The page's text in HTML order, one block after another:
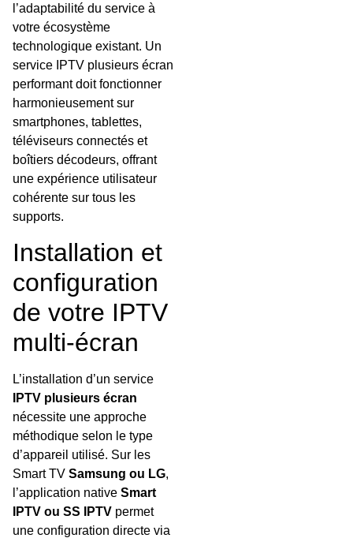
l’adaptabilité du service à
votre écosystème
technologique existant. Un
service IPTV plusieurs écran
performant doit fonctionner
harmonieusement sur
smartphones, tablettes,
téléviseurs connectés et
boîtiers décodeurs, offrant
une expérience utilisateur
cohérente sur tous les
supports.
Installation et
configuration
de votre IPTV
multi-écran
L’installation d’un service
IPTV plusieurs écran
nécessite une approche
méthodique selon le type
d’appareil utilisé. Sur les
Smart TV Samsung ou LG,
l’application native Smart
IPTV ou SS IPTV permet
une configuration directe via